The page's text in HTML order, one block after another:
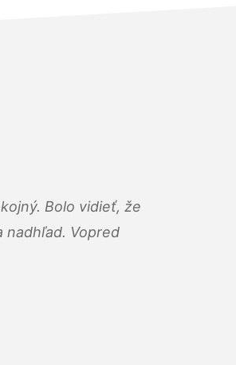
Bolo vidieť, že
nadhľad. Vopred